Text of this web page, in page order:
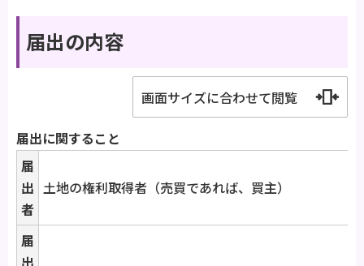
届出の内容
画面サイズに合わせて閲覧
届出に関すること
届
出
者
土地の権利取得者（売買であれば、買主）
届
出